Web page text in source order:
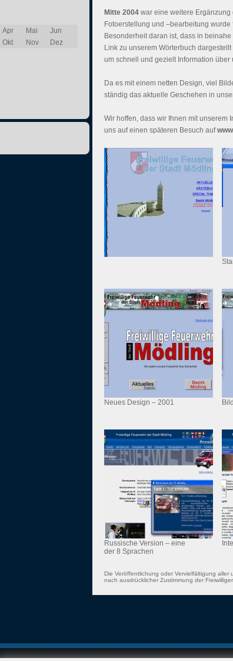
Mitte 2004 war eine weitere
Fotoerstellung und –bearbeitung wurde
Besonderheit daran ist, dass in
Link zu unserem Wörterbuch
um schnell und gezielt Information
Da es mit einem netten Design, viel
ständig das aktuelle Geschehen in
Wir hoffen, dass wir Ihnen mit unserem
uns auf einen späteren Besuch auf
Neues Design – 2001
Russische Version – eine
der 8 Sprachen
Die Veröffentlichung oder Vervielfältigung
nach ausdrücklicher Zustimmung der
Apr Mai
Jun
Okt Nov
Dez